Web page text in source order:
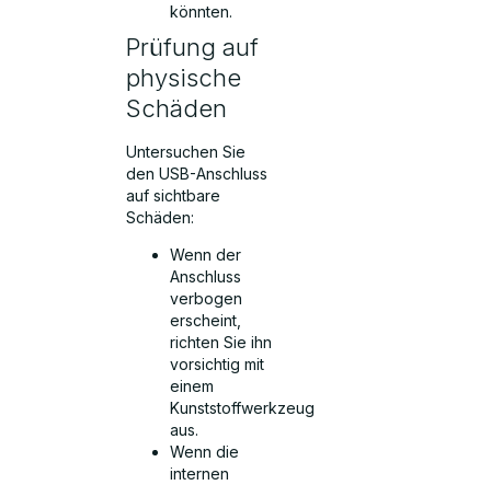
könnten.
Prüfung auf
physische
Schäden
Untersuchen Sie
den USB-Anschluss
auf sichtbare
Schäden:
Wenn der
Anschluss
verbogen
erscheint,
richten Sie ihn
vorsichtig mit
einem
Kunststoffwerkzeug
aus.
Wenn die
internen